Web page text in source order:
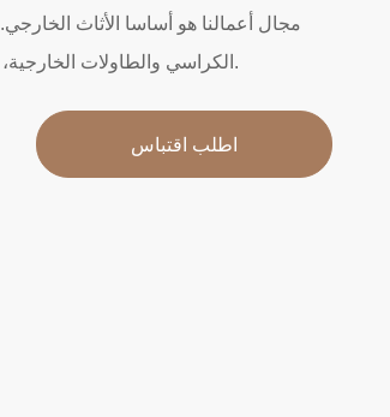
مجال أعمالنا هو أساسا الأثاث
الكراسي والطاولات الخارجية، المظلات الشمسية، المرافق، الكراسي.
اطلب اقتباس